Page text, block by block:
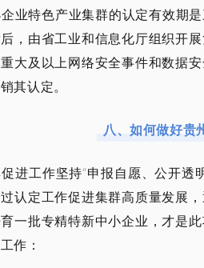
业特色产业集群的认定有效期
，由省工业和信息化厅组织开
大及以上网络安全事件和数据
其认定。
八、如何做好贵
进工作坚持“申报自愿、公开透
认定工作促进集群高质量发展
一批专精特新中小企业，才是
作：